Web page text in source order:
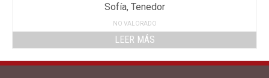
Sofía, Tenedor
NO VALORADO
LEER MÁS